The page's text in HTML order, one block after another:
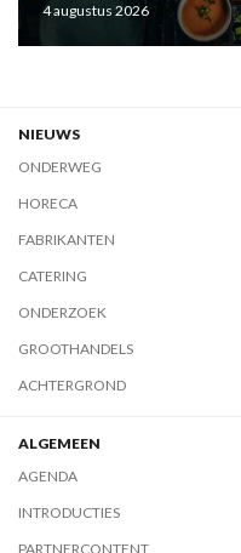
4 augustus 2026
NIEUWS
ONDERWEG
HORECA
FABRIKANTEN
CATERING
ONDERZOEK
GROOTHANDELS
ACHTERGROND
ALGEMEEN
AGENDA
INTRODUCTIES
PARTNERCONTENT